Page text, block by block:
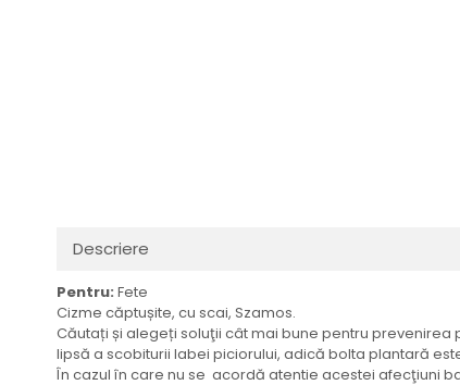
Descriere
Pentru: Fete
Cizme căptușite, cu scai, Szamos.
Căutați și alegeți soluţii cât mai bune pentru
lipsă a scobiturii labei piciorului, adică bolta plantară
În cazul în care nu se acordă atentie acestei afecţiuni